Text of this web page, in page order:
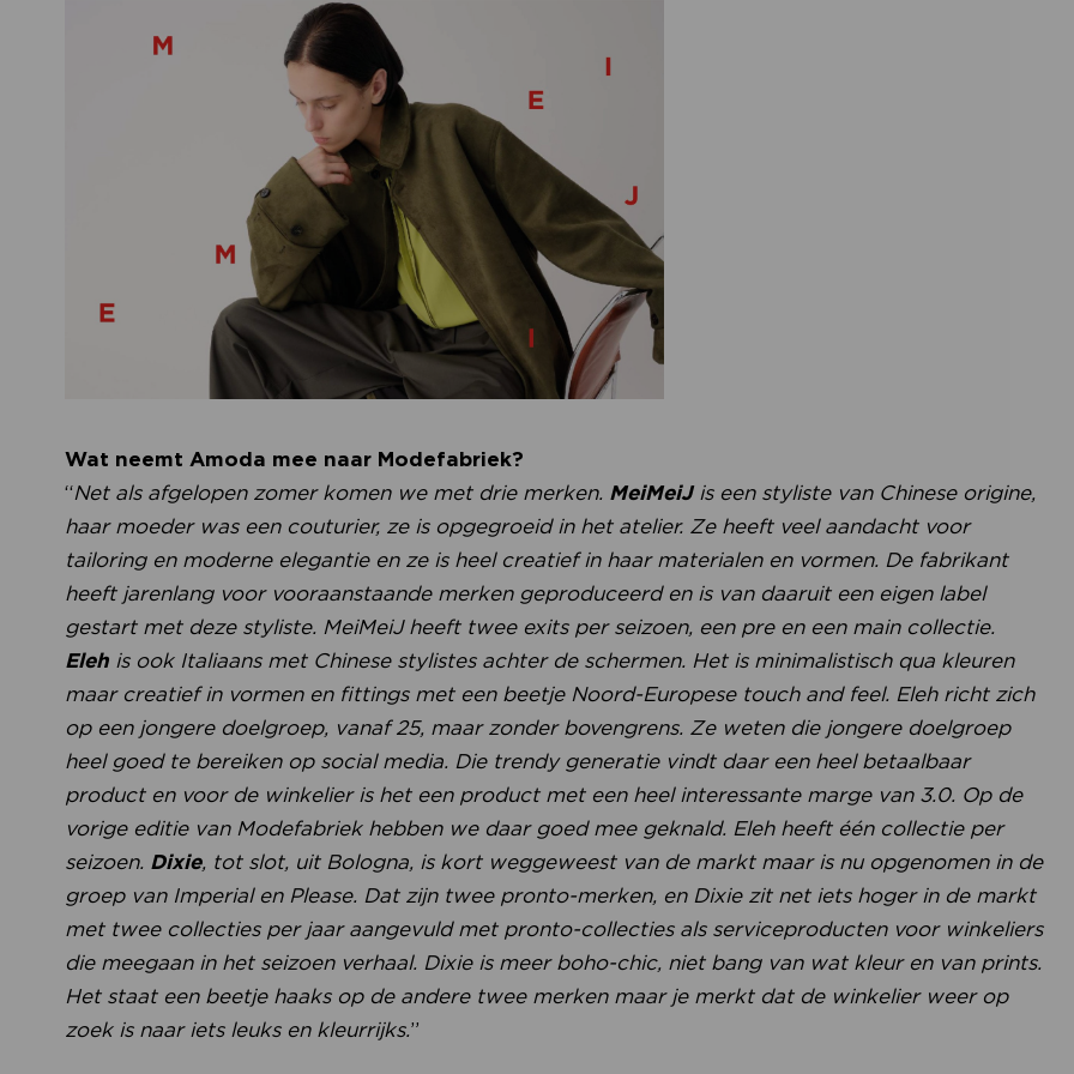
Wat neemt Amoda mee naar Modefabriek?
“Net als afgelopen zomer komen we met drie merken. MeiMeiJ is een styliste van Chinese origine,
haar moeder was een couturier, ze is opgegroeid in het atelier. Ze heeft veel aandacht voor
tailoring en moderne elegantie en ze is heel creatief in haar materialen en vormen. De fabrikant
heeft jarenlang voor vooraanstaande merken geproduceerd en is van daaruit een eigen label
gestart met deze styliste. MeiMeiJ heeft twee exits per seizoen, een pre en een main collectie.
Elehis ook Italiaans met Chinese stylistes achter de schermen. Het is minimalistisch qua kleuren
maar creatief in vormen en fittings met een beetje Noord-Europese touch and feel. Eleh richt zich
op een jongere doelgroep, vanaf 25, maar zonder bovengrens. Ze weten die jongere doelgroep
heel goed te bereiken op social media. Die trendy generatie vindt daar een heel betaalbaar
product en voor de winkelier is het een product met een heel interessante marge van 3.0. Op de
vorige editie van Modefabriek hebben we daar goed mee geknald. Eleh heeft één collectie per
seizoen. Dixie, tot slot, uit Bologna, is kort weggeweest van de markt maar is nu opgenomen in de
groep van Imperial en Please. Dat zijn twee pronto-merken, en Dixie zit net iets hoger in de markt
met twee collecties per jaar aangevuld met pronto-collecties als serviceproducten voor winkeliers
die meegaan in het seizoen verhaal. Dixie is meer boho-chic, niet bang van wat kleur en van prints.
Het staat een beetje haaks op de andere twee merken maar je merkt dat de winkelier weer op
zoek is naar iets leuks en kleurrijks.”